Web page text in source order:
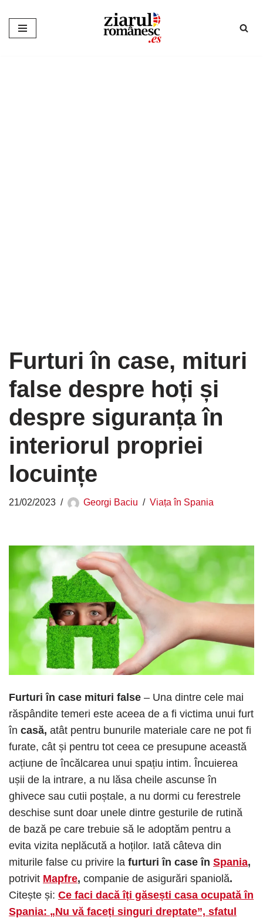
Sari
Furturi în case, mituri
false despre hoți și
despre siguranța în
interiorul propriei
locuințe
21/02/2023 Georgi Baciu Viața în Spania
Furturi în case mituri false – Una dintre cele mai
răspândite temeri este aceea de a fi victima unui furt
în casă, atât pentru bunurile materiale care ne pot fi
furate, cât și pentru tot ceea ce presupune această
acțiune de încălcarea unui spațiu intim. Încuierea
ușii de la intrare, a nu lăsa cheile ascunse în
ghivece sau cutii poștale, a nu dormi cu ferestrele
deschise sunt doar unele dintre gesturile de rutină
de bază pe care trebuie să le adoptăm pentru a
evita vizita neplăcută a hoților. Iată câteva din
miturile false cu privire la furturi în case în Spania,
potrivit Mapfre, companie de asigurări spaniolă.
Citește și: Ce faci dacă îți găsești casa ocupată în
Spania: „Nu vă faceți singuri dreptate”, sfatul